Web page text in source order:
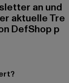
an und
aktuelle Tre
DefShop p